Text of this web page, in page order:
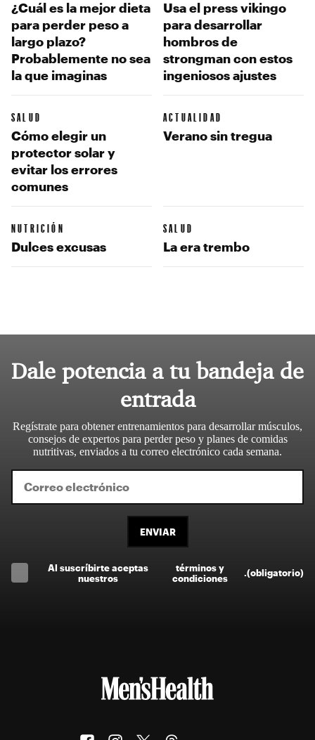
¿Cuál es la mejor dieta
para perder peso a
largo plazo?
Probablemente no sea
la que imaginas
Usa el press vikingo
para desarrollar
hombros de
strongman con estos
ingeniosos ajustes
SALUD
Cómo elegir un
protector solar y
evitar los errores
comunes
ACTUALIDAD
Verano sin tregua
NUTRICIÓN
Dulces excusas
SALUD
La era trembo
Dale potencia a tu bandeja de
entrada
Regístrate para obtener entrenamientos para desarrollar músculos,
consejos de expertos para perder peso y planes de comidas
nutritivas, enviados a tu correo electrónico cada semana.
ENVIAR
Al suscríbirte aceptas
nuestros
términos y
condiciones
.(obligatorio)